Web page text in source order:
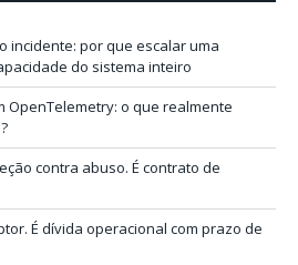
incidente: por que escalar uma
do sistema inteiro
OpenTelemetry: o que realmente
contra abuso. É contrato de
É dívida operacional com prazo de